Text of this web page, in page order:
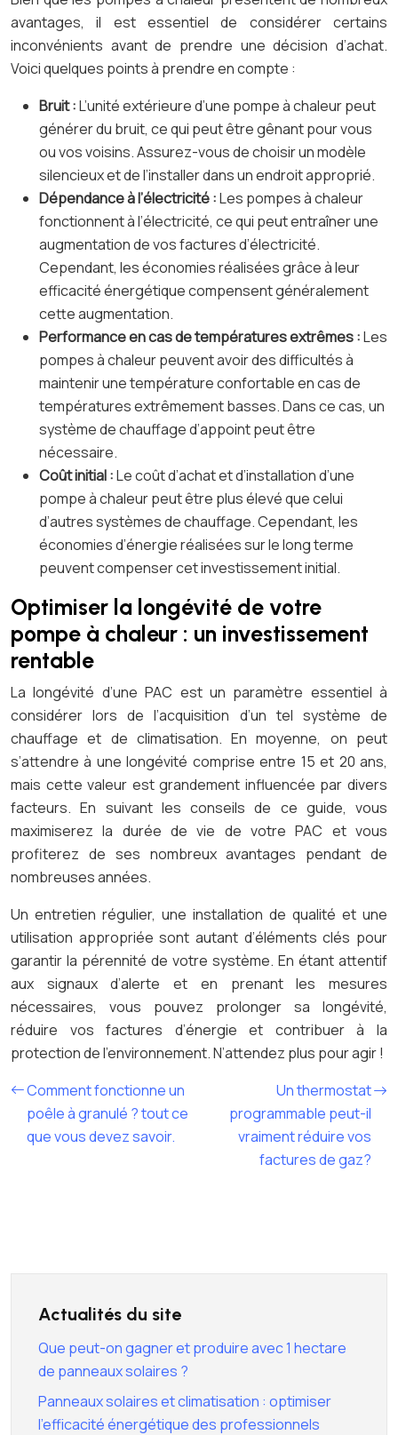
avantages, il est essentiel de considérer certains
inconvénients avant de prendre une décision d’achat.
Voici quelques points à prendre en compte :
Bruit :L’unité extérieure d’une pompe à chaleur peut
générer du bruit, ce qui peut être gênant pour vous
ou vos voisins. Assurez-vous de choisir un modèle
silencieux et de l’installer dans un endroit approprié.
Dépendance à l’électricité :Les pompes à chaleur
fonctionnent à l’électricité, ce qui peut entraîner une
augmentation de vos factures d’électricité.
Cependant, les économies réalisées grâce à leur
efficacité énergétique compensent généralement
cette augmentation.
Performance en cas de températures extrêmes :Les
pompes à chaleur peuvent avoir des difficultés à
maintenir une température confortable en cas de
températures extrêmement basses. Dans ce cas, un
système de chauffage d’appoint peut être
nécessaire.
Coût initial :Le coût d’achat et d’installation d’une
pompe à chaleur peut être plus élevé que celui
d’autres systèmes de chauffage. Cependant, les
économies d’énergie réalisées sur le long terme
peuvent compenser cet investissement initial.
Optimiser la longévité de votre
pompe à chaleur : un investissement
rentable
La longévité d’une PAC est un paramètre essentiel à
considérer lors de l’acquisition d’un tel système de
chauffage et de climatisation. En moyenne, on peut
s’attendre à une longévité comprise entre 15 et 20 ans,
mais cette valeur est grandement influencée par divers
facteurs. En suivant les conseils de ce guide, vous
maximiserez la durée de vie de votre PAC et vous
profiterez de ses nombreux avantages pendant de
nombreuses années.
Un entretien régulier, une installation de qualité et une
utilisation appropriée sont autant d’éléments clés pour
garantir la pérennité de votre système. En étant attentif
aux signaux d’alerte et en prenant les mesures
nécessaires, vous pouvez prolonger sa longévité,
réduire vos factures d’énergie et contribuer à la
protection de l’environnement. N’attendez plus pour agir !
Comment fonctionne un
poêle à granulé ? tout ce
que vous devez savoir.
Un thermostat
programmable peut-il
vraiment réduire vos
factures de gaz?
Actualités du site
Que peut-on gagner et produire avec 1 hectare
de panneaux solaires ?
Panneaux solaires et climatisation : optimiser
l’efficacité énergétique des professionnels